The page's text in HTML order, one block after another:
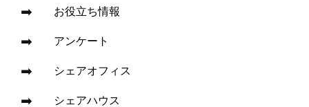
お役立ち情報
アンケート
シェアオフィス
シェアハウス